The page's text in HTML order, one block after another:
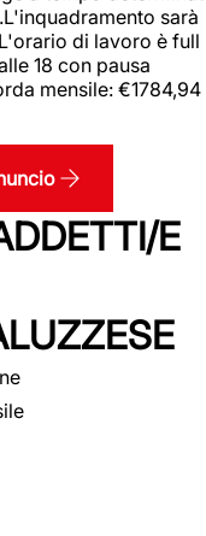
sarà
di lavoro è full
18 con pausa
mensile: €1784,94
E